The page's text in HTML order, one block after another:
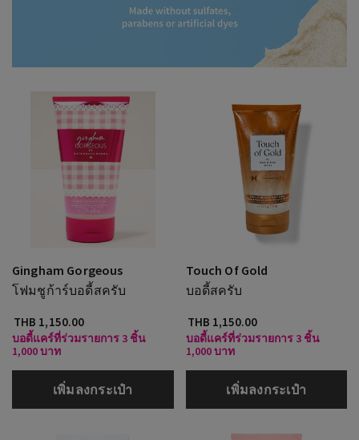
Gingham Gorgeous
โฟมชูก้าร์บอดี้สครับ
THB 1,150.00
บอดี้แคร์ที่ร่วมรายการ 3 ชิ้น
1,000 บาท
เพิ่มลงกระเป๋า
Touch Of Gold
บอดี้สครับ
THB 1,150.00
บอดี้แคร์ที่ร่วมรายการ 3 ชิ้น
1,000 บาท
เพิ่มลงกระเป๋า